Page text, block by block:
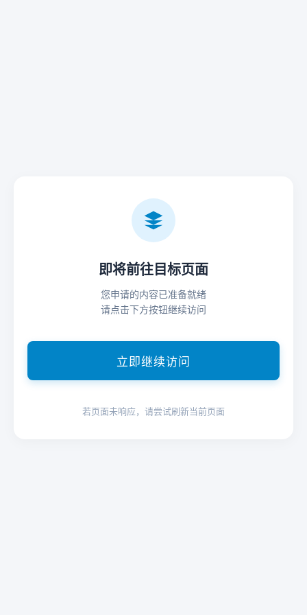
即将前往目标页面
您申请的内容已准备就绪
请点击下方按钮继续访问
立即继续访问
若页面未响应，请尝试刷新当前页面